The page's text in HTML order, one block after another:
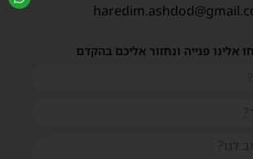
אלינו פנייה ונחזור אליכם בהקדם